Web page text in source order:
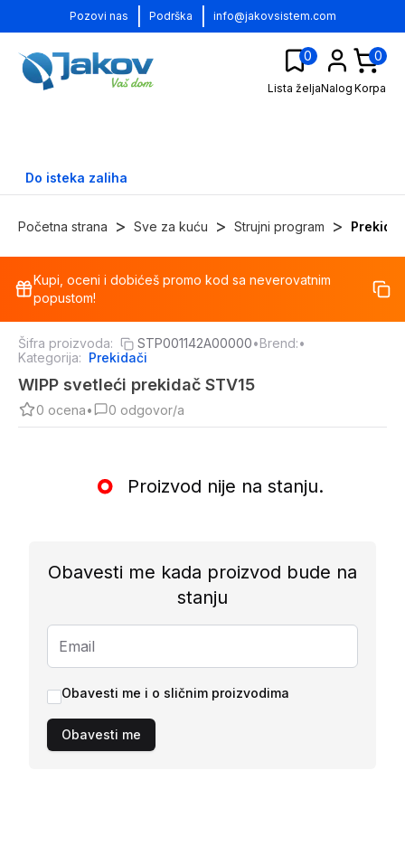
Pozovi nas Podrška info@jakovsistem.com
0
Lista željaNalog
0
Korpa
Do isteka zaliha
Početna strana > Sve za kuću > Strujni program >
%
Kupi, oceni i dobićeš promo kod sa neverovatnim
popustom!
Šifra proizvoda: STP001142A00000•Brend:•
Kategorija: Prekidači
WIPP svetleći prekidač STV15
0 ocena• 0 odgovor/a
Proizvod nije na stanju.
Obavesti me kada proizvod bude na
stanju
Obavesti me i o sličnim proizvodima
Obavesti me